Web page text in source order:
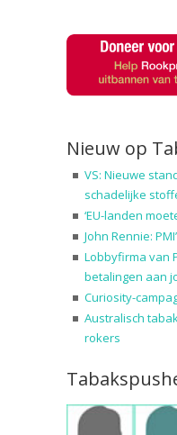
Nieuw op
VS: Nieuwe
schadelijke
‘EU-landen
John Rennie:
Lobbyfirma van
betalingen aan
Curiosity-
Australisch
rokers